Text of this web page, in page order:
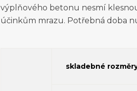
výplňového betonu nesmí
účinkům mrazu. Potřebná doba
skladebné